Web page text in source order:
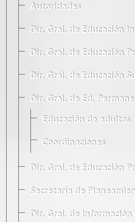
Autoridades
Dir. Gral. de Educación
Dir. Gral. de Educación
Dir. Gral. de Educación
Dir. Gral. de Ed.
Educación de adultos
Coordinaciones
Dir. Gral. de Educación
Secretaría de
Dir. Gral. de